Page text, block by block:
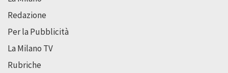
Redazione
Per la Pubblicità
La Milano TV
Rubriche